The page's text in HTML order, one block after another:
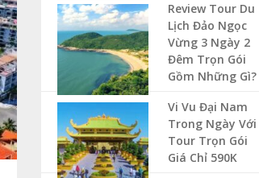
Review Tour Du
Lịch Đảo Ngọc
Vừng 3 Ngày 2
Đêm Trọn Gói
Gồm Những Gì?
Vi Vu Đại Nam
Trong Ngày Với
Tour Trọn Gói
Giá Chỉ 590K